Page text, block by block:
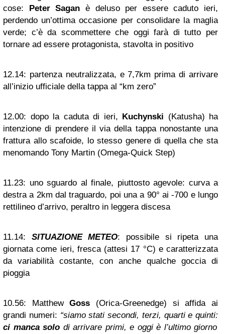
cose: Peter Sagan è deluso per essere caduto ieri,
perdendo un’ottima occasione per consolidare la maglia
verde; c’è da scommettere che oggi farà di tutto per
tornare ad essere protagonista, stavolta in positivo
12.14: partenza neutralizzata, e 7,7km prima di arrivare
all’inizio ufficiale della tappa al “km zero”
12.00: dopo la caduta di ieri, Kuchynski (Katusha) ha
intenzione di prendere il via della tappa nonostante una
frattura allo scafoide, lo stesso genere di quella che sta
menomando Tony Martin (Omega-Quick Step)
11.23: uno sguardo al finale, piuttosto agevole: curva a
destra a 2km dal traguardo, poi una a 90° ai -700 e lungo
rettilineo d’arrivo, peraltro in leggera discesa
11.14: SITUAZIONE METEO: possibile si ripeta una
giornata come ieri, fresca (attesi 17 °C) e caratterizzata
da variabilità costante, con anche qualche goccia di
pioggia
10.56: MatthewGoss (Orica-Greenedge) si affida ai
grandi numeri: “siamo stati secondi, terzi, quarti e quinti:
ci manca solo di arrivare primi, e oggi è l’ultimo giorno